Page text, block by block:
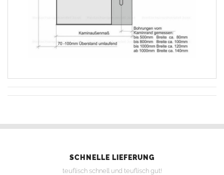
SCHNELLE LIEFERUNG
teuflisch schnell und teuflisch gut!